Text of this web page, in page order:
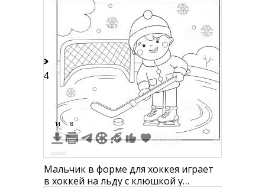
74
14 8
Мальчик в форме для хоккея играет
в хоккей на льду с клюшкой у